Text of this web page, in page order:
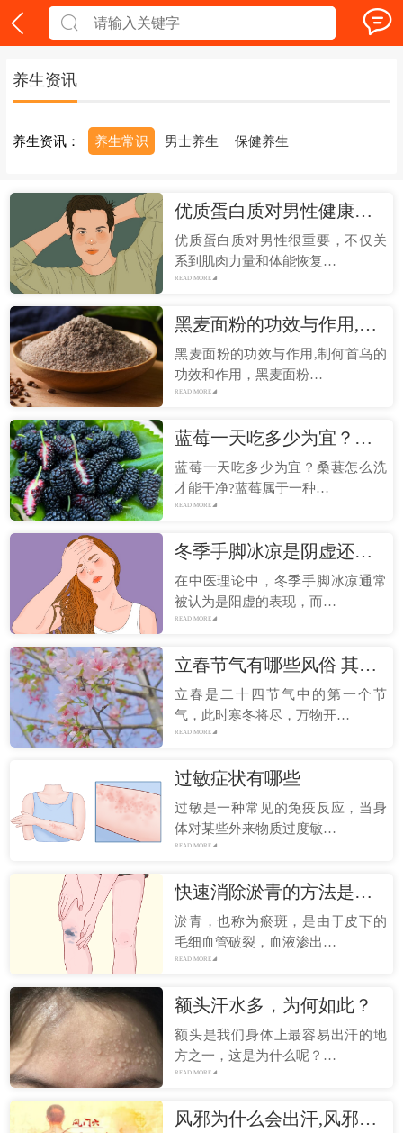
养生资讯
养生资讯： 养生常识 男士养生 保健养生
优质蛋白质对男性健康的帮助 如何获取优质蛋白质
优质蛋白质对男性很重要，不仅关
系到肌肉力量和体能恢复…
READ MORE
黑麦面粉的功效与作用,制何首乌的功效和作用
黑麦面粉的功效与作用,制何首乌的
功效和作用，黑麦面粉…
READ MORE
蓝莓一天吃多少为宜？桑葚怎么洗才能干净
蓝莓一天吃多少为宜？桑葚怎么洗
才能干净?蓝莓属于一种…
READ MORE
冬季手脚冰凉是阴虚还是阳虚 手脚冰凉的症状
在中医理论中，冬季手脚冰凉通常
被认为是阳虚的表现，而…
READ MORE
立春节气有哪些风俗 其他地区特色风俗
立春是二十四节气中的第一个节
气，此时寒冬将尽，万物开…
READ MORE
过敏症状有哪些
过敏是一种常见的免疫反应，当身
体对某些外来物质过度敏…
READ MORE
快速消除淤青的方法是什么
淤青，也称为瘀斑，是由于皮下的
毛细血管破裂，血液渗出…
READ MORE
额头汗水多，为何如此？
额头是我们身体上最容易出汗的地
方之一，这是为什么呢？…
READ MORE
风邪为什么会出汗,风邪为何导致多汗？